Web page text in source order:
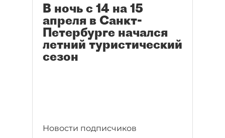
В ночь с 14 на 15
апреля в Санкт-
Петербурге начался
летний туристический
сезон
Новости подписчиков